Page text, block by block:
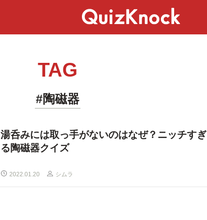
TAG
#陶磁器
湯呑みには取っ手がないのはなぜ？ニッチすぎ
る陶磁器クイズ
2022.01.20 シムラ